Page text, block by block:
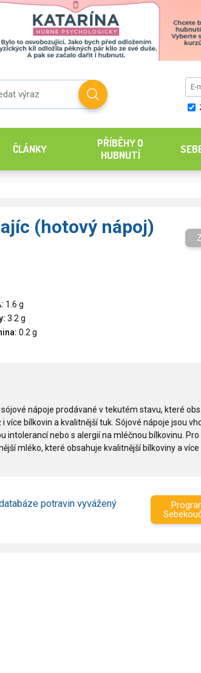
ČLÁNKY
PŘÍBĚHY O
HUBNUTÍ
(hotový nápoj)
1.6 g
3.2 g
0.2 g
nápoje prodávané v tekutém stavu, které
více bílkovin a kvalitnější tuk. Sójové nápoje jsou
intolerancí nebo s alergií na mléčnou bílkovinu. Pro
mléko, které obsahuje kvalitnější bílkoviny a
potravin vyvážený